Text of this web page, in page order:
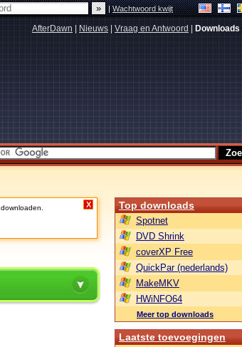
|Wachtwoord kwijt
AfterDawn Nieuws Vraag en Antwoord Downloads
downloaden. X Top downloads
Spotnet
DVD Shrink
coverXP Free
QuickPar (nederlands)
MakeMKV
HWiNFO64
Meer top downloads
Laatste toevoegingen